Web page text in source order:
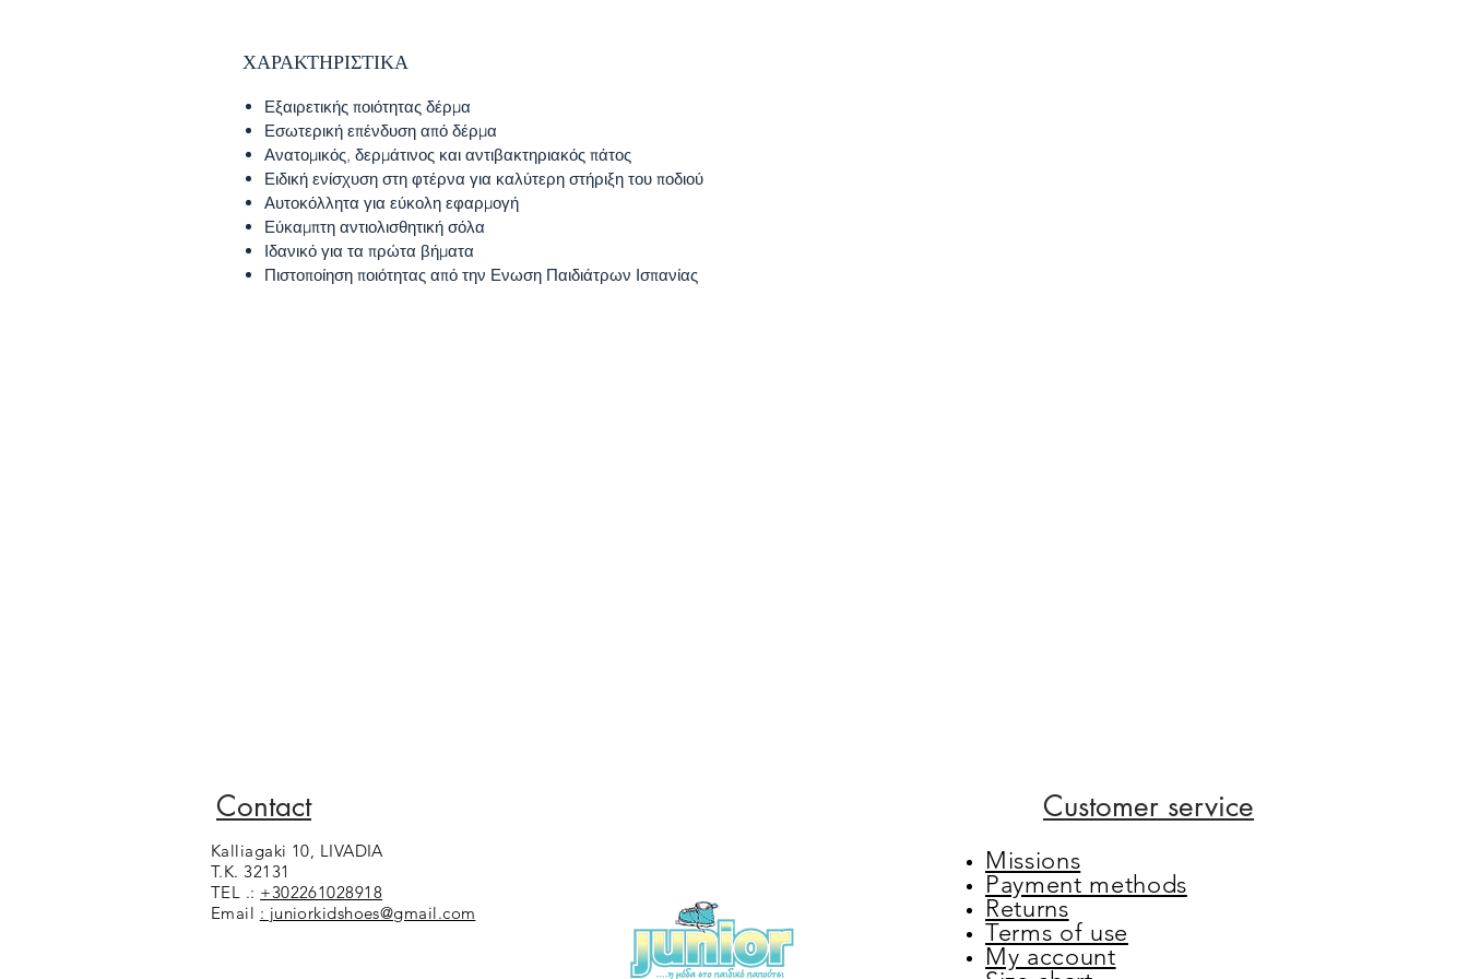
ΧΑΡΑΚΤΗΡΙΣΤΙΚΑ
Εξαιρετικής ποιότητας δέρμα
Εσωτερική επένδυση από δέρμα
Ανατομικός, δερμάτινος και αντιβακτηριακός πάτος
Ειδική ενίσχυση στη φτέρνα για καλύτερη στήριξη του ποδιού
Αυτοκόλλητα για εύκολη εφαρμογή
Εύκαμπτη αντιολισθητική σόλα
Ιδανικό για τα πρώτα βήματα
Πιστοποίηση ποιότητας από την Ενωση Παιδιάτρων Ισπανίας
Contact
Kalliagaki 10, LIVADIA
T.K. 32131
TEL .: +302261028918
Email : juniorkidshoes@gmail.com
Customer service
Missions
Payment methods
Returns
Terms of use
My account